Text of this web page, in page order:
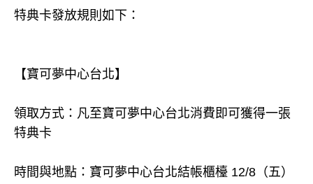
特典卡發放規則如下：
【寶可夢中心台北】
領取方式：凡至寶可夢中心台北消費即可獲得一張
特典卡
時間與地點：寶可夢中心台北結帳櫃檯 12/8（五）